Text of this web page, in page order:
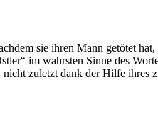
sie ihren Mann getötet
im wahrsten Sinne des
zuletzt dank der Hilfe ihres